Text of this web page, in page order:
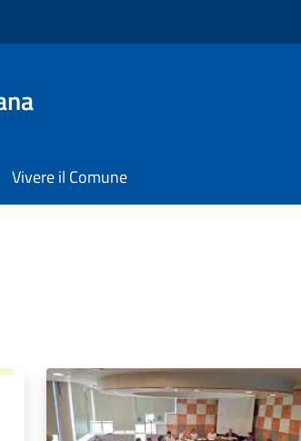
Vivere il Comune